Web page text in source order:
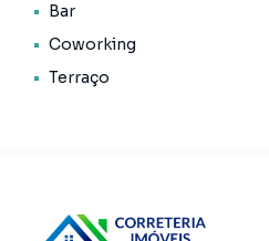
Empreendimento para Venda
bairro Perdizes, em São Paulo.
procurava ou deseja mais
e barracões para venda ou
Bar
Coworking
Terraço